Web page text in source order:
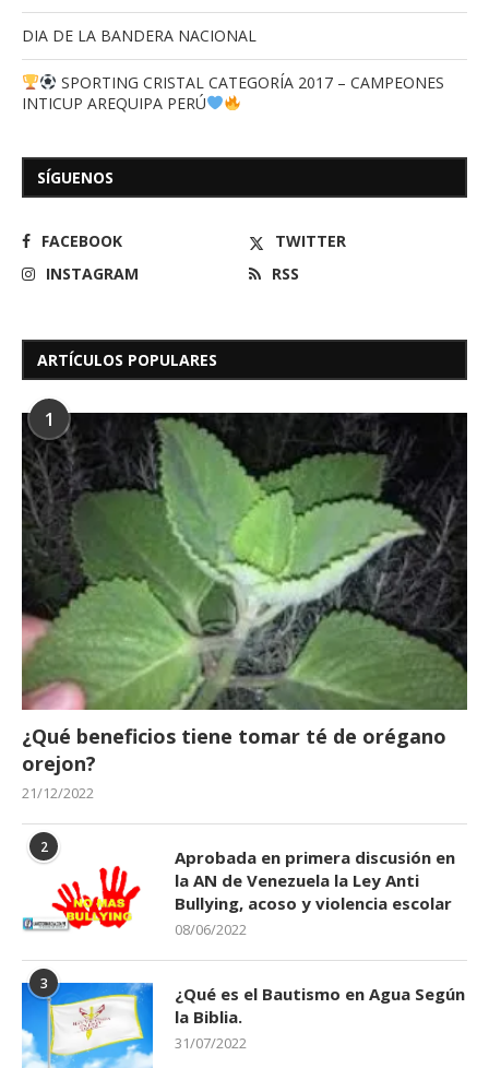
DIA DE LA BANDERA NACIONAL
SPORTING CRISTAL CATEGORÍA 2017 – CAMPEONES
INTICUP AREQUIPA PERÚ
SÍGUENOS
FACEBOOK
TWITTER
INSTAGRAM
RSS
ARTÍCULOS POPULARES
1
¿Qué beneficios tiene tomar té de orégano
orejon?
21/12/2022
2
Aprobada en primera discusión en
la AN de Venezuela la Ley Anti
Bullying, acoso y violencia escolar
08/06/2022
3
¿Qué es el Bautismo en Agua Según
la Biblia.
31/07/2022